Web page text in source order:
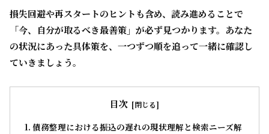
損失回避や再スタートのヒントも含め、読み進めることで
「今、自分が取るべき最善策」が必ず見つかります。あなた
の状況にあった具体策を、一つずつ順を追って一緒に確認し
ていきましょう。
目次
債務整理における振込の遅れの現状理解と検索ニーズ解